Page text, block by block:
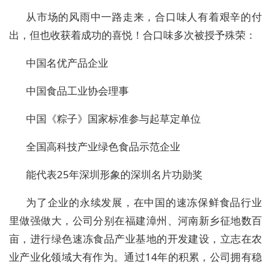
从市场的风雨中一路走来，合口味人有着艰辛的付
出，但也收获着成功的喜悦！合口味多次被授予殊荣：
中国名优产品企业
中国食品工业协会理事
中国《粽子》国家标准参与起草定单位
全国高科技产业绿色食品示范企业
能代表25年深圳形象的深圳名片功勋奖
为了企业的永续发展，在中国的速冻保鲜食品行业
里做强做大，公司分别在福建漳州、河南新乡征地数百
亩，进行绿色速冻食品产业基地的开发建设，立志在农
业产业化领域大有作为。通过14年的积累，公司拥有稳